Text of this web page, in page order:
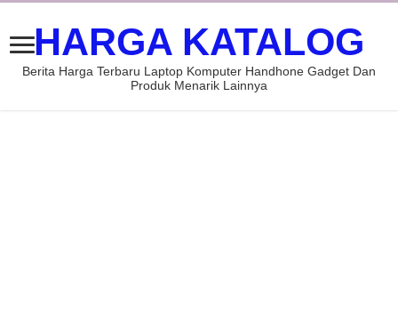
HARGA KATALOG
Berita Harga Terbaru Laptop Komputer Handhone Gadget Dan
Produk Menarik Lainnya